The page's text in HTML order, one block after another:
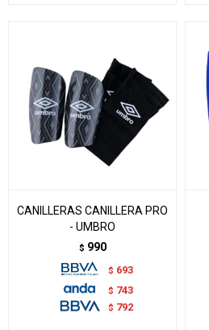
CANILLERAS CANILLERA PRO
- UMBRO
$ 990
$ 693
$ 743
$ 792